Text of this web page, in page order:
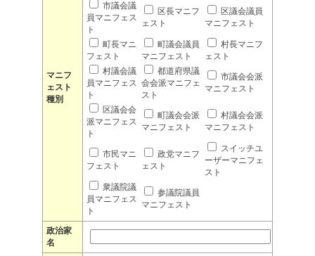
マニフ
ェスト
種別
市議会議
員マニフェス
ト
区長マニフ
ェスト
区議会議員
マニフェスト
町長マニ
フェスト
町議会議員
マニフェスト
村長マニフ
ェスト
村議会議
員マニフェス
ト
都道府県議
会会派マニフェ
スト
市議会会派
マニフェスト
区議会会
派マニフェス
ト
町議会会派
マニフェスト
村議会会派
マニフェスト
市民マニ
フェスト
政党マニフ
ェスト
スイッチユ
ーザーマニフェ
スト
衆議院議
員マニフェス
ト
参議院議員
マニフェスト
政治家
名